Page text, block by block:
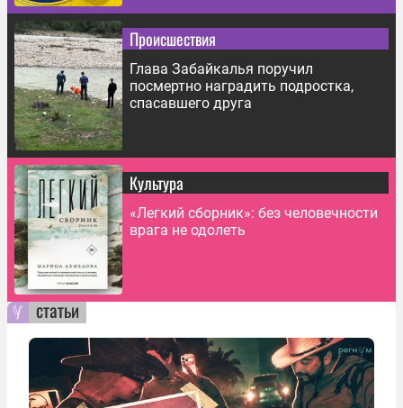
Происшествия
Глава Забайкалья поручил
посмертно наградить подростка,
спасавшего друга
Культура
«Легкий сборник»: без человечности
врага не одолеть
статьи